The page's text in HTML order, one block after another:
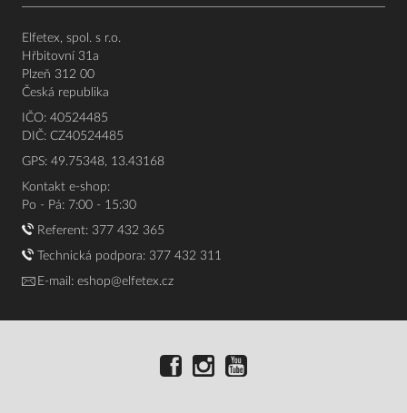
Elfetex, spol. s r.o.
Hřbitovní 31a
Plzeň 312 00
Česká republika
IČO: 40524485
DIČ: CZ40524485
GPS: 49.75348, 13.43168
Kontakt e-shop:
Po - Pá: 7:00 - 15:30
Referent: 377 432 365
Technická podpora: 377 432 311
E-mail: eshop@elfetex.cz